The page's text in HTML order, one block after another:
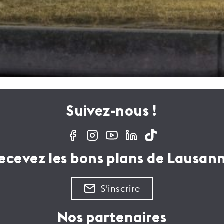
Suivez-nous !
les bons plans de
S'inscrire
Nos partenaires